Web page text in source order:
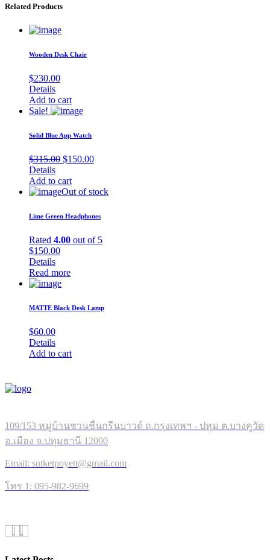
Related Products
Wooden Desk Chair
$230.00
Details
Add to cart
Sale!
Solid Blue App Watch
$315.00 Original
was:
$315.00.
$150.00Current
$150.00.
Details
Add to cart
Out of stock
Lime Green Headphones
Rated 4.00 out of 5
$150.00
Details
Read more
MATTE Black Desk Lamp
$60.00
Details
Add to cart
109/153 หมู่บ้านชวนชื่นกรีนบาวด์ ถ.กรุงเทพฯ - ปทุม ต.บางคูวัด
อ.เมือง จ.ปทุมธานี 12000
Email: sutketpoyett@gmail.com
โทร 1: 095-982-9699